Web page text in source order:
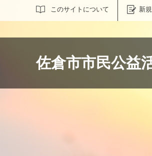
このサイトについて 新
サイト内検索
佐倉市市民公益